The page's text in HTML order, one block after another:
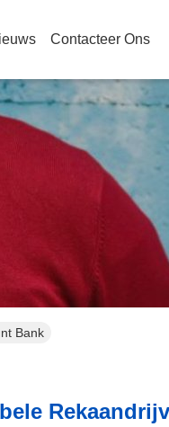
Contacteer Ons
Bank